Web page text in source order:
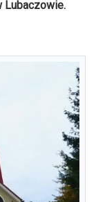
Lubaczowie.